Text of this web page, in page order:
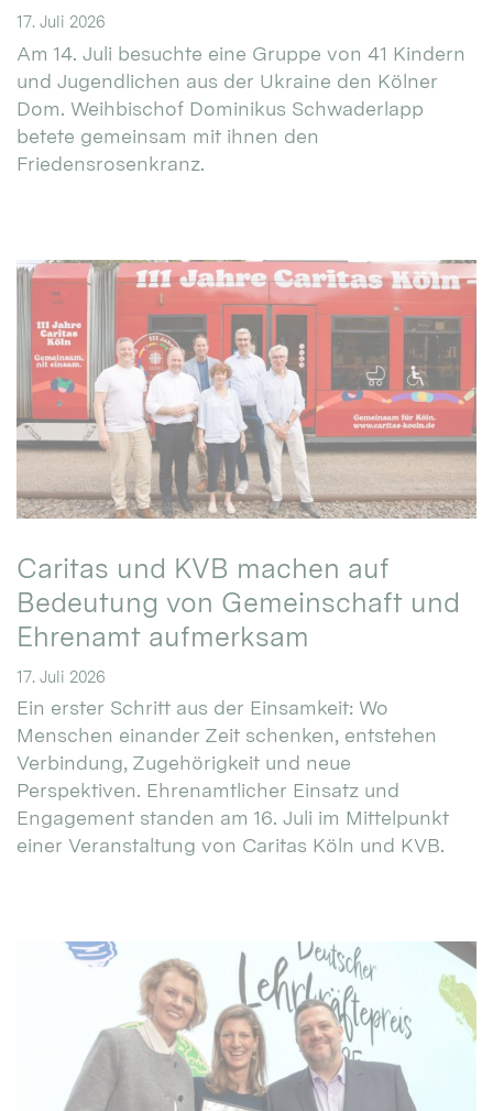
17. Juli 2026
Am 14. Juli besuchte eine Gruppe von 41 Kindern
und Jugendlichen aus der Ukraine den Kölner
Dom. Weihbischof Dominikus Schwaderlapp
betete gemeinsam mit ihnen den
Friedensrosenkranz.
Caritas und KVB machen auf
Bedeutung von Gemeinschaft und
Ehrenamt aufmerksam
17. Juli 2026
Ein erster Schritt aus der Einsamkeit: Wo
Menschen einander Zeit schenken, entstehen
Verbindung, Zugehörigkeit und neue
Perspektiven. Ehrenamtlicher Einsatz und
Engagement standen am 16. Juli im Mittelpunkt
einer Veranstaltung von Caritas Köln und KVB.